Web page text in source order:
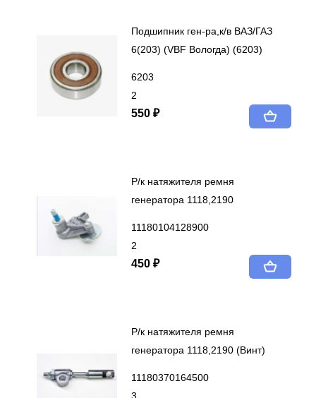
Подшипник ген-ра,к/в ВАЗ/ГАЗ
6(203) (VBF Вологда) (6203)
6203
2
550 ₽
Р/к натяжителя ремня
генератора 1118,2190
11180104128900
2
450 ₽
Р/к натяжителя ремня
генератора 1118,2190 (Винт)
11180370164500